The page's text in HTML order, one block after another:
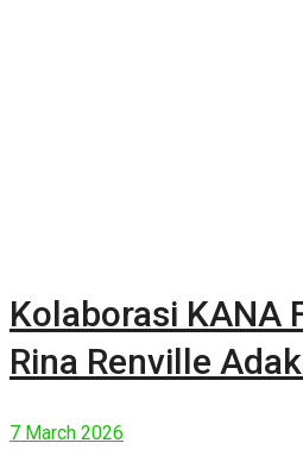
Kolaborasi KANA
Rina Renville
7 March 2026